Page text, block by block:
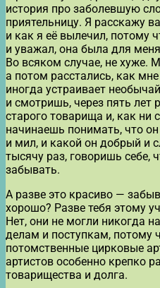
история про заболевшую
приятельницу. Я расскажу
и как я её вылечил, потому
и уважал, она была для
Во всяком случае, не хуже.
а потом расстались, как
иногда устраивает
и смотришь, через пять лет
старого товарища и, как ни
начинаешь понимать, что
и мил, и какой он добрый и
тысячу раз, говоришь себе,
забывать.
А разве это красиво —
хорошо? Разве тебя этому
Нет, они не могли никогда
делам и поступкам, потому
потомственные цирковые
артистов особенно крепко
товарищества и долга.